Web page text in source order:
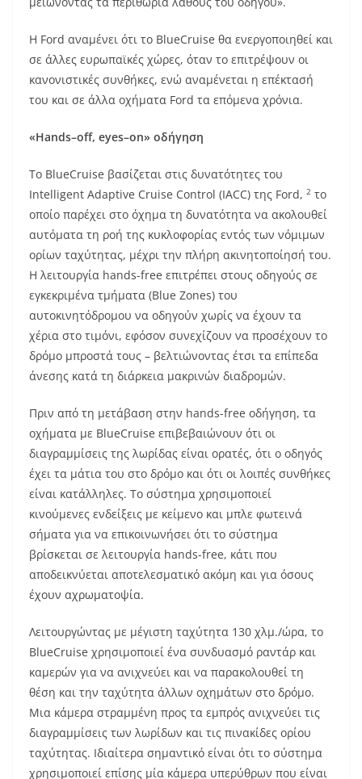
Η Ford αναμένει ότι το BlueCruise θα ενεργοποιηθεί και
σε άλλες ευρωπαϊκές χώρες, όταν το επιτρέψουν οι
κανονιστικές συνθήκες, ενώ αναμένεται η επέκτασή
του και σε άλλα οχήματα Ford τα επόμενα χρόνια.
«Hands–off, eyes–on» οδήγηση
Το BlueCruise βασίζεται στις δυνατότητες του
Intelligent Adaptive Cruise Control (IACC) της Ford, 2 το
οποίο παρέχει στο όχημα τη δυνατότητα να ακολουθεί
αυτόματα τη ροή της κυκλοφορίας εντός των νόμιμων
ορίων ταχύτητας, μέχρι την πλήρη ακινητοποίησή του.
Η λειτουργία hands-free επιτρέπει στους οδηγούς σε
εγκεκριμένα τμήματα (Blue Zones) του
αυτοκινητόδρομου να οδηγούν χωρίς να έχουν τα
χέρια στο τιμόνι, εφόσον συνεχίζουν να προσέχουν το
δρόμο μπροστά τους – βελτιώνοντας έτσι τα επίπεδα
άνεσης κατά τη διάρκεια μακρινών διαδρομών.
Πριν από τη μετάβαση στην hands-free οδήγηση, τα
οχήματα με BlueCruise επιβεβαιώνουν ότι οι
διαγραμμίσεις της λωρίδας είναι ορατές, ότι ο οδηγός
έχει τα μάτια του στο δρόμο και ότι οι λοιπές συνθήκες
είναι κατάλληλες. Το σύστημα χρησιμοποιεί
κινούμενες ενδείξεις με κείμενο και μπλε φωτεινά
σήματα για να επικοινωνήσει ότι το σύστημα
βρίσκεται σε λειτουργία hands-free, κάτι που
αποδεικνύεται αποτελεσματικό ακόμη και για όσους
έχουν αχρωματοψία.
Λειτουργώντας με μέγιστη ταχύτητα 130 χλμ./ώρα, το
BlueCruise χρησιμοποιεί ένα συνδυασμό ραντάρ και
καμερών για να ανιχνεύει και να παρακολουθεί τη
θέση και την ταχύτητα άλλων οχημάτων στο δρόμο.
Μια κάμερα στραμμένη προς τα εμπρός ανιχνεύει τις
διαγραμμίσεις των λωρίδων και τις πινακίδες ορίου
ταχύτητας. Ιδιαίτερα σημαντικό είναι ότι το σύστημα
χρησιμοποιεί επίσης μία κάμερα υπερύθρων που είναι